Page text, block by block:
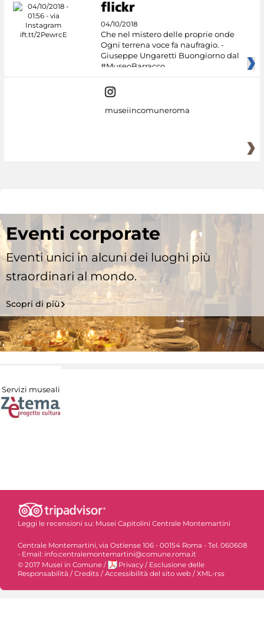
04/10/2018
Che nel mistero delle proprie onde
Ogni terrena voce fa naufragio. -
Giuseppe Ungaretti Buongiorno dal
#MuseoBarracco
museiincomuneroma
Eventi corporate
Eventi unici in alcuni dei luoghi più
straordinari al mondo.
Scopri di più
Servizi museali
Leggi le recensioni su: Musei Capitolini Centrale Montemartini
Centrale Montemartini, via Ostiense 106 - 00154 Roma - Tel. 060608
- Email: info.centralemontemartini@comune.roma.it
© 2017 Musei in Comune / Privacy / Esclusione delle
Responsabilità /Credits /Accessibilità del sito web /XML-rss